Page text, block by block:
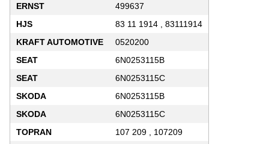
ERNST
499637
HJS
83 11 1914 , 83111914
KRAFT AUTOMOTIVE
0520200
SEAT
6N0253115B
SEAT
6N0253115C
SKODA
6N0253115B
SKODA
6N0253115C
TOPRAN
107 209 , 107209